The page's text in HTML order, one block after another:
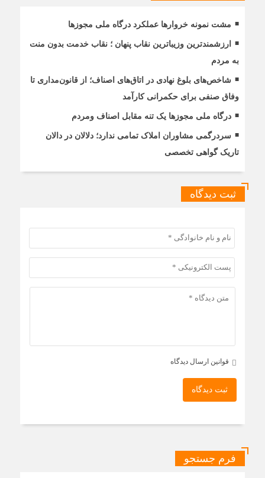
مشت نمونه خروارها عملکرد درگاه ملی مجوزها
ارزشمندترین وزیباترین نقاب پنهان ؛ نقاب خدمت بدون منت
به مردم
شاخص‌های بلوغ نهادی در اتاق‌های اصناف؛ از قانون‌مداری تا
وفاق صنفی برای حکمرانی کارآمد
درگاه ملی مجوزها یک تنه مقابل اصناف ومردم
سردرگمی مشاوران املاک تمامی ندارد؛ دلالان در دالان
تاریک گواهی تخصصی
ثبت دیدگاه
قوانین ارسال دیدگاه
ثبت دیدگاه
فرم جستجو